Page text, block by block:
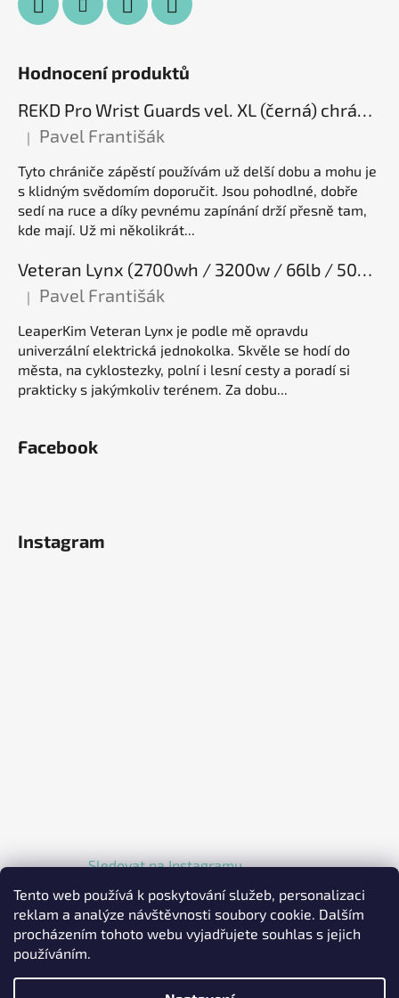
Tento web používá k poskytování služeb, personalizaci
reklam a analýze návštěvnosti soubory cookie. Dalším
procházením tohoto webu vyjadřujete souhlas s jejich
používáním.
Hodnocení produktů
REKD Pro Wrist Guards vel. XL (černá) chrániče zápěstí
Hodnocení produktu je 5 z 5 hvězdiček.
| Pavel Františák
Tyto chrániče zápěstí používám už delší dobu a mohu je
s klidným svědomím doporučit. Jsou pohodlné, dobře
sedí na ruce a díky pevnému zapínání drží přesně tam,
kde mají. Už mi několikrát...
Veteran Lynx (2700wh / 3200w / 66lb / 50E), elektrická jednokolka
Hodnocení produktu je 5 z 5 hvězdiček.
| Pavel Františák
LeaperKim Veteran Lynx je podle mě opravdu
univerzální elektrická jednokolka. Skvěle se hodí do
města, na cyklostezky, polní i lesní cesty a poradí si
prakticky s jakýmkoliv terénem. Za dobu...
Facebook
Instagram
Sledovat na Instagramu